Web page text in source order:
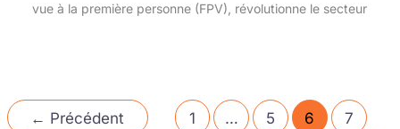
vue à la première personne (FPV), révolutionne le secteur
← Précédent 1 … 5 6
7